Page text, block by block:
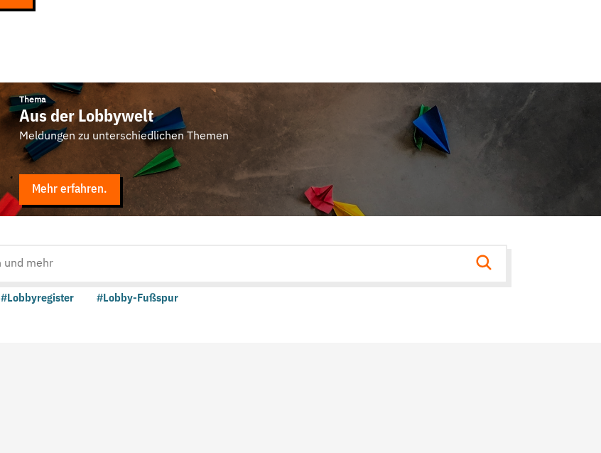
Thema
Aus der Lobbywelt
Meldungen zu unterschiedlichen Themen
Mehr erfahren.
#Lobbyregister #Lobby-Fußspur